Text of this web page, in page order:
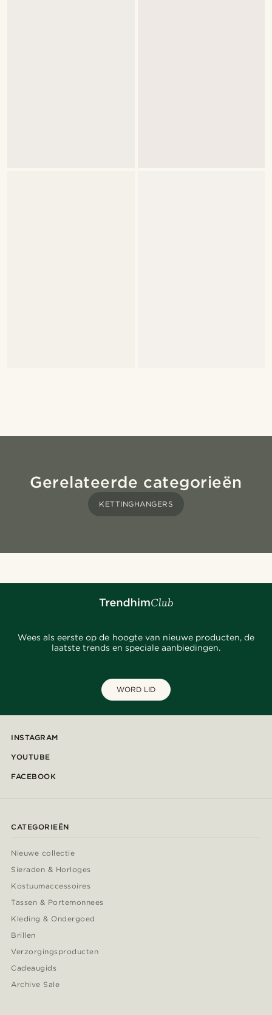
Gerelateerde categorieën
KETTINGHANGERS
Wees als eerste op de hoogte van nieuwe producten, de
laatste trends en speciale aanbiedingen.
WORD LID
INSTAGRAM
YOUTUBE
FACEBOOK
CATEGORIEËN
Nieuwe collectie
Sieraden & Horloges
Kostuumaccessoires
Tassen & Portemonnees
Kleding & Ondergoed
Brillen
Verzorgingsproducten
Cadeaugids
Archive Sale